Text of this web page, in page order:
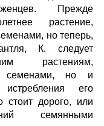
Прежде
растение,
но теперь,
К. следует
растениям,
семенами, но и
его
стоит дорого, или
семянными